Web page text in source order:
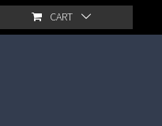
CART